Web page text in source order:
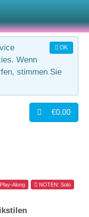
OK
Wenn
stimmen Sie
€0,00
Along NOTEN: Solo